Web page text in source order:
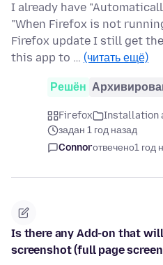
I already have
"When Firefox is not
Firefox update I still get
this app to … (читать ещё)
Решён
Firefox
Installation
задан 1 год назад
Connorотвечено1 год
Is there any Add-on that
screenshot (full page